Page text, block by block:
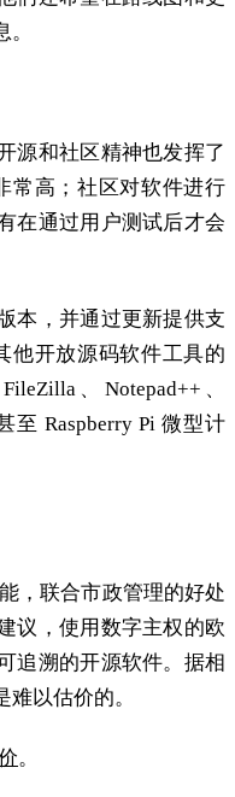
源和社区精神也发挥了
常高；社区对软件进行
在通过用户测试后才会
本，并通过更新提供支
他开放源码软件工具的
、Notepad++、
至 Raspberry Pi 微型计
，联合市政管理的好处
议，使用数字主权的欧
追溯的开源软件。据相
以估价的。
。